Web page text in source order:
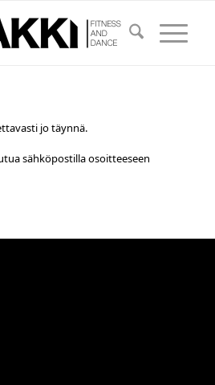
jo täynnä.
sähköpostilla osoitteeseen